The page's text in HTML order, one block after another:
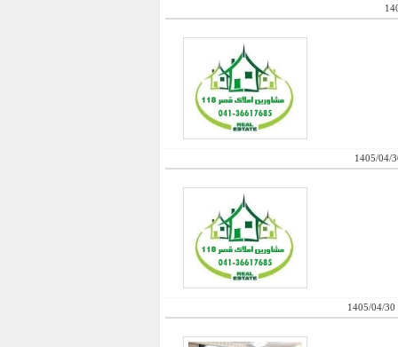
1405/04/
1405/04/30